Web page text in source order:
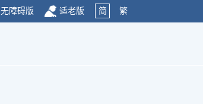
无障碍版 适老版 简 繁